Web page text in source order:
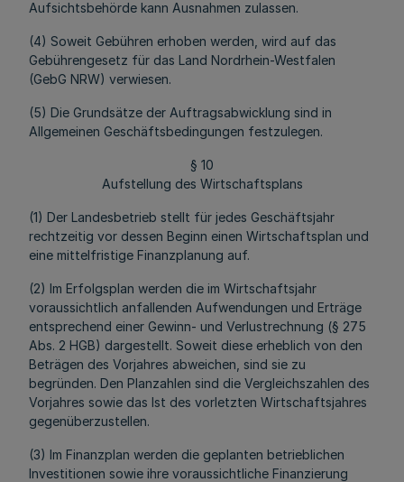
Aufsichtsbehörde kann Ausnahmen zulassen.
(4) Soweit Gebühren erhoben werden, wird auf das
Gebührengesetz für das Land Nordrhein-Westfalen
(GebG NRW) verwiesen.
(5) Die Grundsätze der Auftragsabwicklung sind in
Allgemeinen Geschäftsbedingungen festzulegen.
§ 10
Aufstellung des Wirtschaftsplans
(1) Der Landesbetrieb stellt für jedes Geschäftsjahr
rechtzeitig vor dessen Beginn einen Wirtschaftsplan und
eine mittelfristige Finanzplanung auf.
(2) Im Erfolgsplan werden die im Wirtschaftsjahr
voraussichtlich anfallenden Aufwendungen und Erträge
entsprechend einer Gewinn- und Verlustrechnung (§ 275
Abs. 2 HGB) dargestellt. Soweit diese erheblich von den
Beträgen des Vorjahres abweichen, sind sie zu
begründen. Den Planzahlen sind die Vergleichszahlen des
Vorjahres sowie das Ist des vorletzten Wirtschaftsjahres
gegenüberzustellen.
(3) Im Finanzplan werden die geplanten betrieblichen
Investitionen sowie ihre voraussichtliche Finanzierung